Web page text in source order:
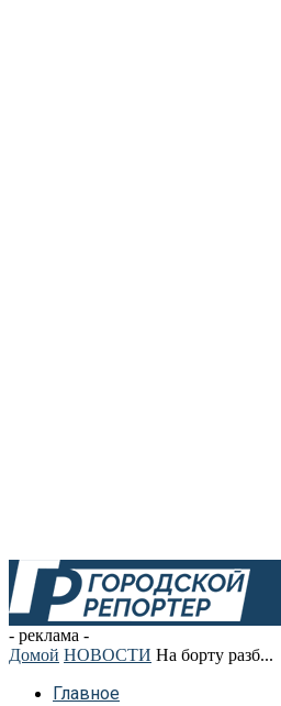
- реклама -
Домой НОВОСТИ На борту разб...
Главное